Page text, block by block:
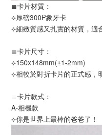
≣卡片材質：
⟣厚磅300P象牙卡
⟣細緻質感又扎實的材質，適
≣卡片尺寸：
⟣150x148mm(±1-2mm)
⟣相較於對折卡片的正式感，
≣卡片款式：
A-相機款
⟣你是世界上最棒的爸爸了！